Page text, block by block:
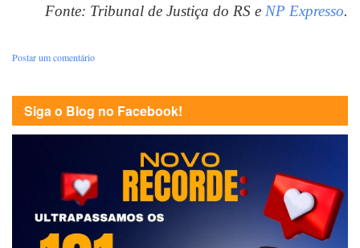
Fonte: Tribunal de Justiça do RS e NP Expresso.
Postar um comentário
Siga o Blog no Facebook!